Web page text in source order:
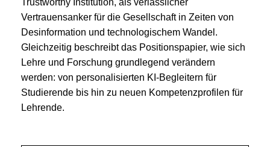
Vertrauensanker für die Gesellschaft in Zeiten von
Desinformation und technologischem Wandel.
Gleichzeitig beschreibt das Positionspapier, wie sich
Lehre und Forschung grundlegend verändern
werden: von personalisierten KI-Begleitern für
Studierende bis hin zu neuen Kompetenzprofilen für
Lehrende.